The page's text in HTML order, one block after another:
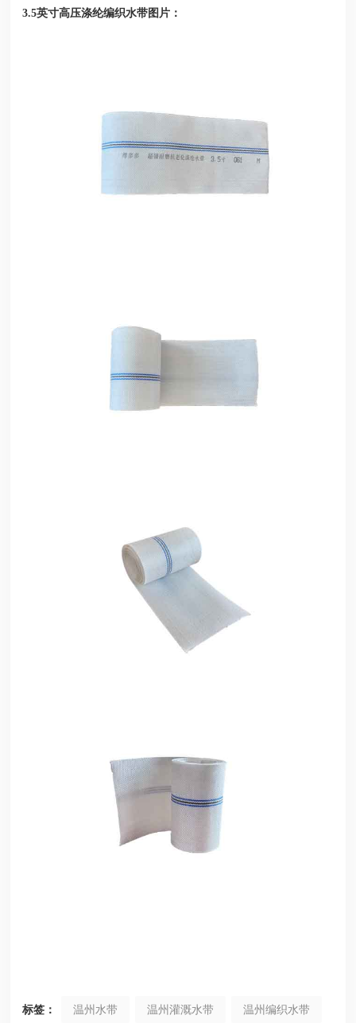
3.5英寸高压涤纶编织水带图片：
标签： 温州水带 温州灌溉水带
温州编织水带